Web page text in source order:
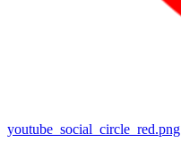
youtube_social_circle_red.png